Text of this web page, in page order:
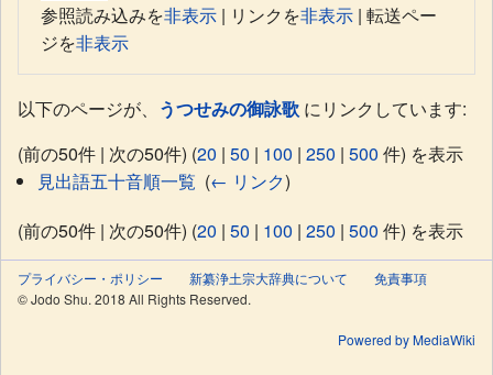
参照読み込みを非表示 | リンクを非表示 | 転送ペー
ジを非表示
以下のページが、 うつせみの御詠歌 にリンクしています:
(前の50件 | 次の50件) (20 | 50 | 100 | 250 | 500 件) を表示
見出語五十音順一覧 (← リンク)
(前の50件 | 次の50件) (20 | 50 | 100 | 250 | 500 件) を表示
プライバシー・ポリシー 新纂浄土宗大辞典について
免責事項
© Jodo Shu. 2018 All Rights Reserved.
Powered by MediaWiki